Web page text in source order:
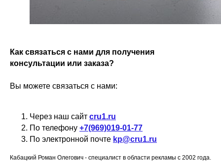
Как связаться с нами для получения
консультации или заказа?
Вы можете связаться с нами:
Через наш сайт cru1.ru
По телефону +7(969)019-01-77
По электронной почте kp@cru1.ru
Кабацкий Роман Олегович - специалист в области рекламы с 2002 года.